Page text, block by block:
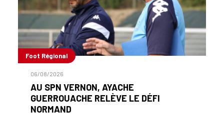
Foot Régional
06/08/2026
AU SPN VERNON, AYACHE
GUERROUACHE RELÈVE LE DÉFI
NORMAND